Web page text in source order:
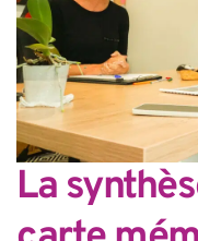
La